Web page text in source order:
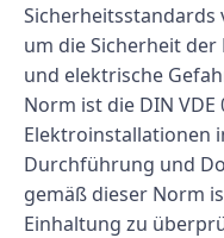
Sicherheitsstandards
um die Sicherheit
und elektrische
Norm ist die DIN
Elektroinstallationen
Durchführung und
gemäß dieser Norm
Einhaltung zu